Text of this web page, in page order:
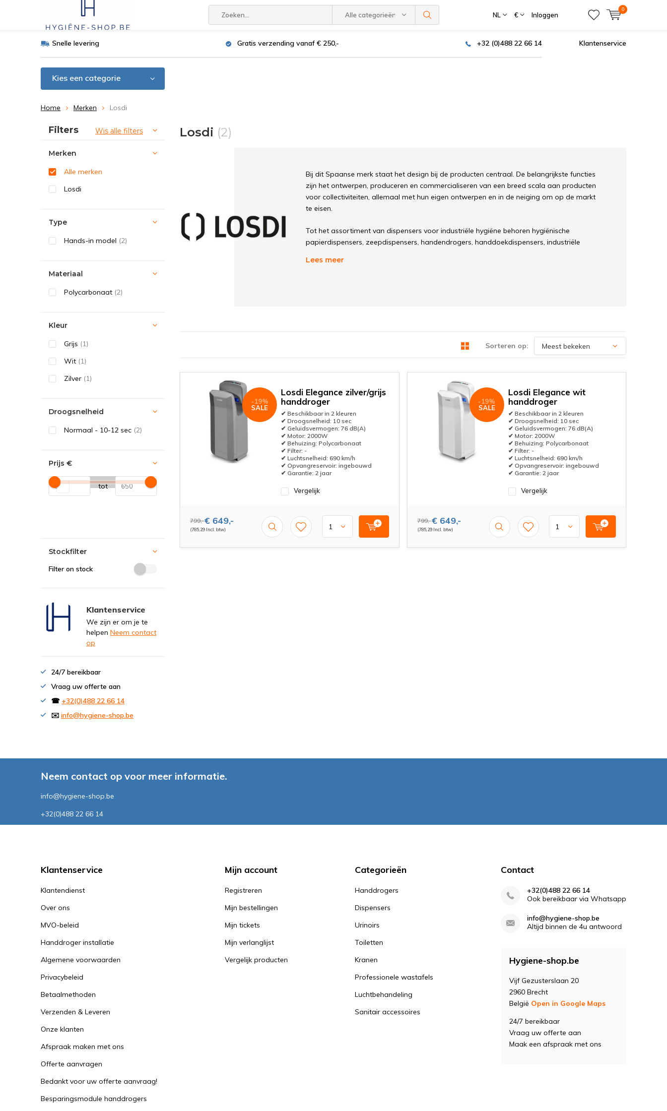
Alle categorieën NL € Inloggen
0
Snelle levering Gratis verzending vanaf € 250,- +32 (0)488 22 66 14 Klantenservice
Kies een categorie
Home Merken Losdi
Losdi (2)
Bij dit Spaanse merk staat het design bij de producten centraal. De belangrijkste functies
zijn het ontwerpen, produceren en commercialiseren van een breed scala aan producten
voor collectiviteiten, allemaal met hun eigen ontwerpen en in de neiging om op de markt
te eisen.
Tot het assortiment van dispensers voor industriële hygiëne behoren hygiënische
papierdispensers, zeepdispensers, handendrogers, handdoekdispensers, industriële
afvalcontainers, haardrogers en badkameraccessoires.
Lees meer
Sorteren op:
Losdi Elegance zilver/grijs
handdroger
✔ Beschikbaar in 2 kleuren
✔ Droogsnelheid: 10 sec
✔ Geluidsvermogen: 76 dB(A)
✔ Motor: 2000W
✔ Behuizing: Polycarbonaat
✔ Filter: -
✔ Luchtsnelheid: 690 km/h
✔ Opvangreservoir: ingebouwd
✔ Garantie: 2 jaar
-19%
SALE
Vergelijk
799,-€ 649,-
(785,29 Incl. btw)
Losdi Elegance wit
handdroger
✔ Beschikbaar in 2 kleuren
✔ Droogsnelheid: 10 sec
✔ Geluidsvermogen: 76 dB(A)
✔ Motor: 2000W
✔ Behuizing: Polycarbonaat
✔ Filter: -
✔ Luchtsnelheid: 690 km/h
✔ Opvangreservoir: ingebouwd
✔ Garantie: 2 jaar
-19%
SALE
Vergelijk
799,-€ 649,-
(785,29 Incl. btw)
Sorteren op:
Filters Wis alle filters
Merken
Alle merken
Losdi
Type
Hands-in model (2)
Materiaal
Polycarbonaat (2)
Kleur
Grijs (1)
Wit (1)
Zilver (1)
Droogsnelheid
Normaal - 10-12 sec (2)
Prijs €
tot
Stockfilter
Filter on stock
Klantenservice
We zijn er om je te
helpen Neem contact
op
24/7 bereikbaar
Vraag uw offerte aan
☎ +32(0)488 22 66 14
✉️ info@hygiene-shop.be
Neem contact op voor meer informatie.
info@hygiene-shop.be
+32(0)488 22 66 14
Klantenservice
Klantendienst
Over ons
MVO-beleid
Handdroger installatie
Algemene voorwaarden
Privacybeleid
Betaalmethoden
Verzenden & Leveren
Onze klanten
Afspraak maken met ons
Offerte aanvragen
Bedankt voor uw offerte aanvraag!
Besparingsmodule handdrogers
Mijn account
Registreren
Mijn bestellingen
Mijn tickets
Mijn verlanglijst
Vergelijk producten
Categorieën
Handdrogers
Dispensers
Urinoirs
Toiletten
Kranen
Professionele wastafels
Luchtbehandeling
Sanitair accessoires
Contact
+32(0)488 22 66 14
Ook bereikbaar via Whatsapp
info@hygiene-shop.be
Altijd binnen de 4u antwoord
Hygiene-shop.be
Vijf Gezusterslaan 20
2960 Brecht
België Open in Google Maps
24/7 bereikbaar
Vraag uw offerte aan
Maak een afspraak met ons